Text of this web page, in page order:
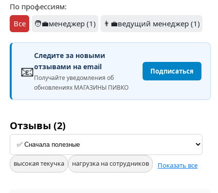
По профессиям:
Все
🧑‍💼менеджер (1) 👨‍💼ведущий менеджер (1)
📧
Следите за новыми
отзывами на email
Получайте уведомления об
обновлениях МАГАЗИНЫ ПИВКО
Подписаться
Отзывы (2)
высокая текучка нагрузка на сотрудников Показать все